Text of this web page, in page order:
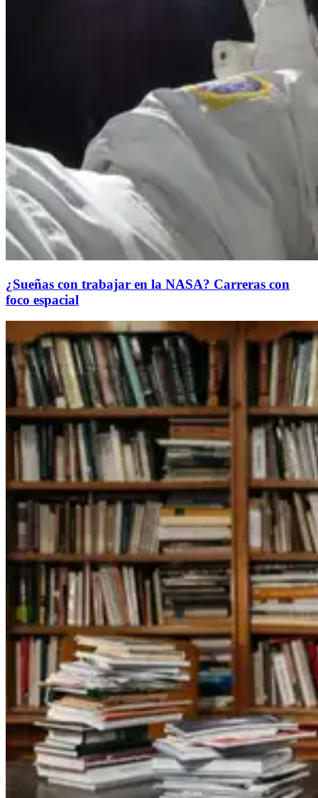
¿Sueñas con trabajar en la NASA? Carreras con
foco espacial